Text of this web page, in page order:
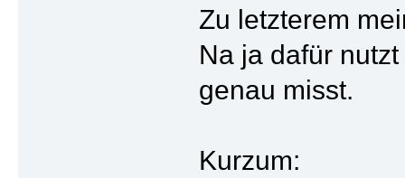
Zu letzterem
Na ja dafür
genau misst.
Kurzum: